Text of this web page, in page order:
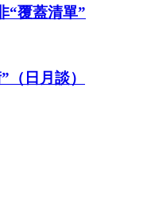
“覆蓋清單”
日月談）